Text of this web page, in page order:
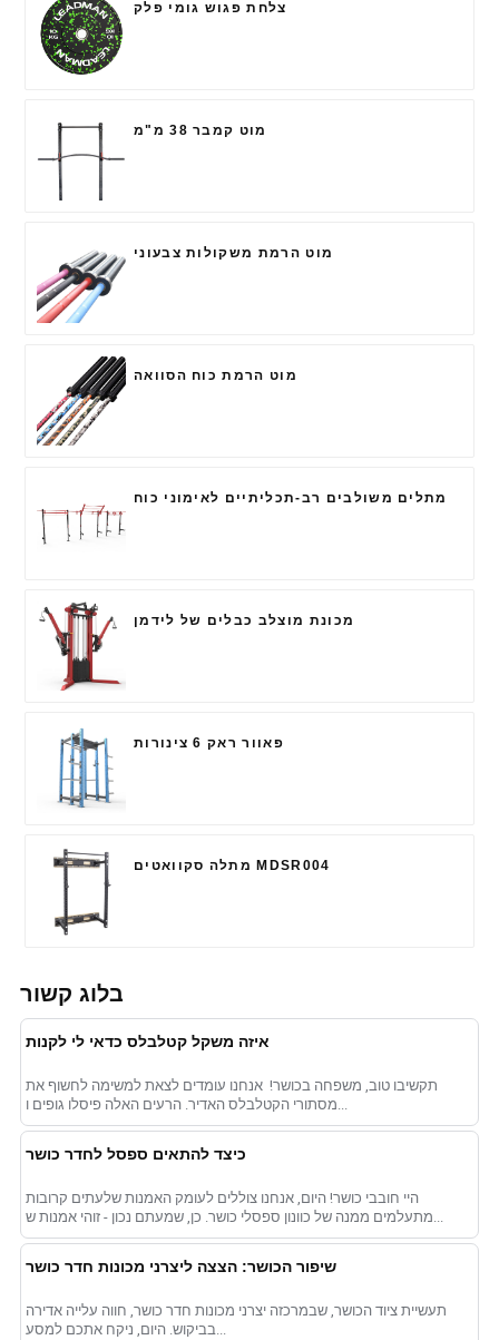
צלחת פגוש גומי פלק
מוט קמבר 38 מ"מ
מוט הרמת משקולות צבעוני
מוט הרמת כוח הסוואה
מתלים משולבים רב-תכליתיים לאימוני כוח
מכונת מוצלב כבלים של לידמן
פאוור ראק 6 צינורות
מתלה סקוואטים MDSR004
בלוג קשור
איזה משקל קטלבלס כדאי לי לקנות
תקשיבו טוב, משפחה בכושר! ️ אנחנו עומדים לצאת למשימה לחשוף את
כיצד להתאים ספסל לחדר כושר
היי חובבי כושר! היום, אנחנו צוללים לעומק האמנות שלעתים קרובות
שיפור הכושר: הצצה ליצרני מכונות חדר כושר
תעשיית ציוד הכושר, שבמרכזה יצרני מכונות חדר כושר, חווה עלייה אדירה